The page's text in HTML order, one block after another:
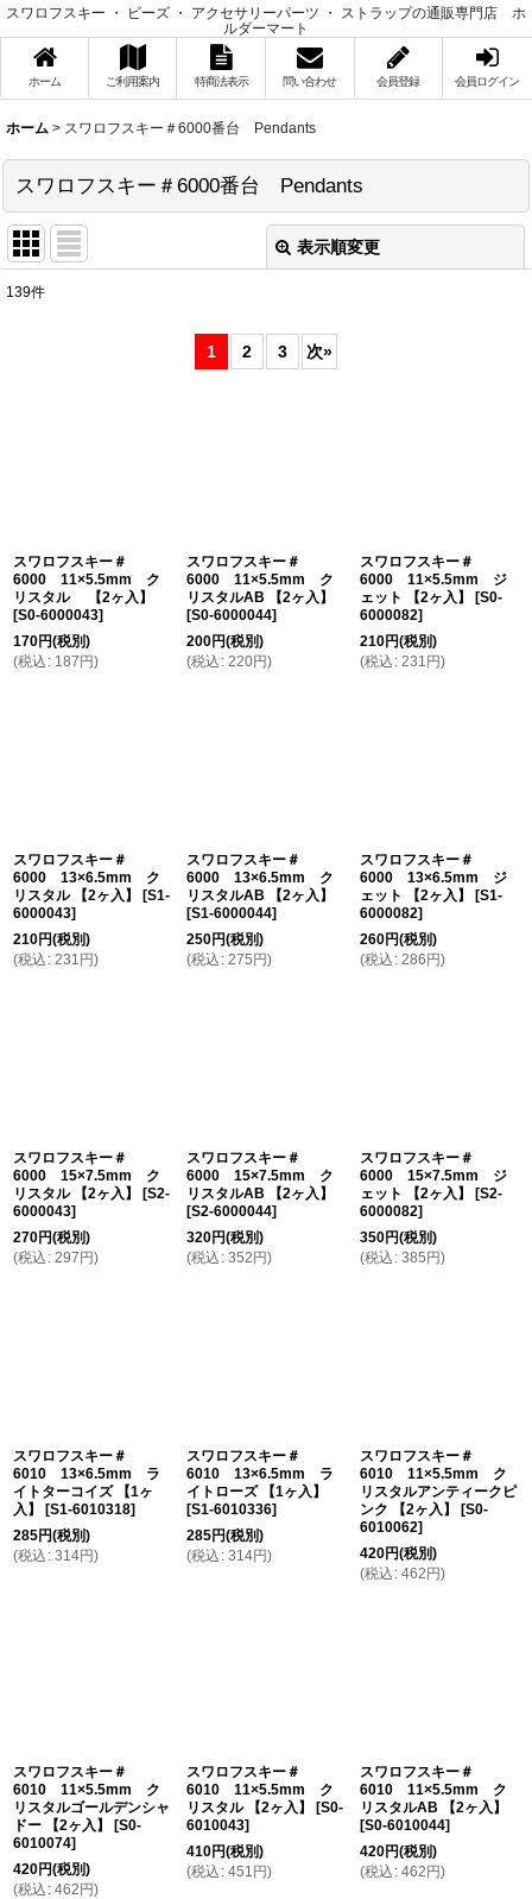
スワロフスキー ・ ビーズ ・ アクセサリーパーツ ・ ストラップの通販専門店 ホ
ルダーマート
ホーム ご利用案内 特商法表示 問い合わせ 会員登録 会員ログイン
ホーム > スワロフスキー＃6000番台 Pendants
スワロフスキー＃6000番台 Pendants
表示順変更
絞り込む
139件
1 2 3 次»
スワロフスキー＃
6000 11×5.5mm ク
リスタル 【2ヶ入】
[S0-6000043]
170円(税別)
(税込 : 187 円)
スワロフスキー＃
6000 11×5.5mm ク
リスタルAB 【2ヶ入】
[S0-6000044]
200円(税別)
(税込 : 220円)
スワロフスキー＃
6000 11×5.5mm ジ
ェット 【2ヶ入】
[S0-
6000082]
210円(税別)
(税込 : 231 円)
スワロフスキー＃
6000 13×6.5mm ク
リスタル 【2ヶ入】
[S1-
6000043]
210円(税別)
(税込 : 231 円)
スワロフスキー＃
6000 13×6.5mm ク
リスタルAB 【2ヶ入】
[S1-6000044]
250円(税別)
(税込 : 275 円)
スワロフスキー＃
6000 13×6.5mm ジ
ェット 【2ヶ入】
[S1-
6000082]
260円(税別)
(税込 : 286 円)
スワロフスキー＃
6000 15×7.5mm ク
リスタル 【2ヶ入】
[S2-
6000043]
270円(税別)
(税込 : 297 円)
スワロフスキー＃
6000 15×7.5mm ク
リスタルAB 【2ヶ入】
[S2-6000044]
320円(税別)
(税込 : 352 円)
スワロフスキー＃
6000 15×7.5mm ジ
ェット 【2ヶ入】
[S2-
6000082]
350円(税別)
(税込 : 385 円)
スワロフスキー＃
6010 13×6.5mm ラ
イトターコイズ 【1ヶ
入】
[S1-6010318]
285円(税別)
(税込 : 314円)
スワロフスキー＃
6010 13×6.5mm ラ
イトローズ 【1ヶ入】
[S1-6010336]
285円(税別)
(税込 : 314円)
スワロフスキー＃
6010 11×5.5mm ク
リスタルアンティークピ
ンク 【2ヶ入】
[S0-
6010062]
420円(税別)
(税込 : 462 円)
スワロフスキー＃
6010 11×5.5mm ク
リスタルゴールデンシャ
ドー 【2ヶ入】
[S0-
6010074]
420円(税別)
(税込 : 462 円)
スワロフスキー＃
6010 11×5.5mm ク
リスタル 【2ヶ入】
[S0-
6010043]
410円(税別)
(税込 : 451 円)
スワロフスキー＃
6010 11×5.5mm ク
リスタルAB 【2ヶ入】
[S0-6010044]
420円(税別)
(税込 : 462 円)